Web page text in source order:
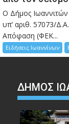
Ο Δήμος Ιωαννιτών
υπ’ αριθ. 57073/
Απόφαση (ΦΕΚ...
Ειδήσεις Ιωαννίνων
ΔΗΜΟΣ